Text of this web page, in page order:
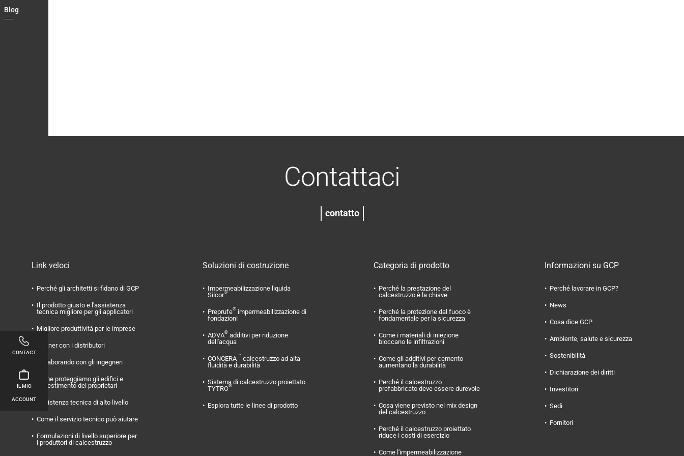
Blog
CONTACT
IL MIO
ACCOUNT
Contattaci
contatto
Link veloci
Perché gli architetti si fidano di GCP
Il prodotto giusto e l'assistenza
tecnica migliore per gli applicatori
Migliore produttività per le imprese
Partner con i distributori
Collaborando con gli ingegneri
Come proteggiamo gli edifici e
l'investimento dei proprietari
Assistenza tecnica di alto livello
Come il servizio tecnico può aiutare
Formulazioni di livello superiore per
i produttori di calcestruzzo
Soluzioni di costruzione
Impermeabilizzazione liquida
Silcor®
Preprufe® impermeabilizzazione di
fondazioni
ADVA® additivi per riduzione
dell'acqua
CONCERA™ calcestruzzo ad alta
fluidità e durabilità
Sistema di calcestruzzo proiettato
TYTRO®
Esplora tutte le linee di prodotto
Categoria di prodotto
Perché la prestazione del
calcestruzzo è la chiave
Perché la protezione dal fuoco è
fondamentale per la sicurezza
Come i materiali di iniezione
bloccano le infiltrazioni
Come gli additivi per cemento
aumentano la durabilità
Perché il calcestruzzo
prefabbricato deve essere durevole
Cosa viene previsto nel mix design
del calcestruzzo
Perché il calcestruzzo proiettato
riduce i costi di esercizio
Come l'impermeabilizzazione
Informazioni su GCP
Perché lavorare in GCP?
News
Cosa dice GCP
Ambiente, salute e sicurezza
Sostenibilità
Dichiarazione dei diritti
Investitori
Sedi
Fornitori